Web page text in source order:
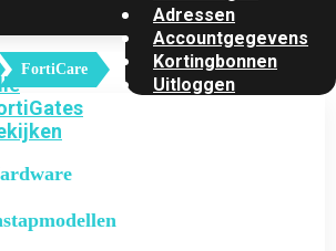
Adressen
Accountgegevens
Kortingbonnen
Uitloggen
FortiCare